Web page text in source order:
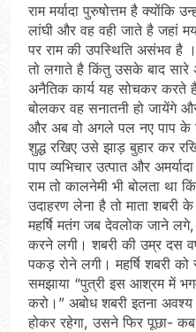
राम मर्यादा पुरुषोत्तम है क्योंकि
लांघी और वह वही जाते है जहां
पर राम की उपस्थिति असंभव है
तो लगाते है किंतु उसके बाद
अनैतिक कार्य यह सोचकर करते
बोलकर वह सनातनी हो जायेंगे
और अब वो अगले पल नए पाप के
शुद्ध रखिए उसे झाड़ बुहार कर
पाप व्यभिचार उत्पात और
राम तो कालनेमी भी बोलता था
उदाहरण लेना है तो माता शबरी
महर्षि मतंग जब देवलोक जाने
करने लगी। शबरी की उम्र दस
पकड़ रोने लगी। महर्षि शबरी
समझाया “पुत्री इस आश्रम में
करो।” अबोध शबरी इतना
होकर रहेगा, उसने फिर पूछा- कब